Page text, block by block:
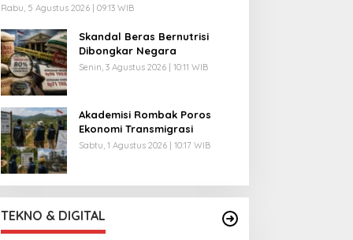
Rabu, 5 Agustus 2026 | 09:13 WIB
Skandal Beras Bernutrisi
Dibongkar Negara
Senin, 3 Agustus 2026 | 10:11 WIB
Akademisi Rombak Poros
Ekonomi Transmigrasi
Sabtu, 1 Agustus 2026 | 10:17 WIB
TEKNO & DIGITAL